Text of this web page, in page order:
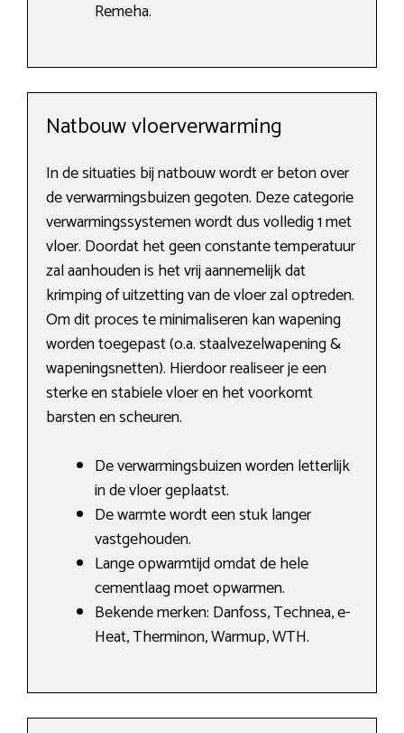
Remeha.
Natbouw vloerverwarming
In de situaties bij natbouw wordt er beton over
de verwarmingsbuizen gegoten. Deze categorie
verwarmingssystemen wordt dus volledig 1 met
vloer. Doordat het geen constante temperatuur
zal aanhouden is het vrij aannemelijk dat
krimping of uitzetting van de vloer zal optreden.
Om dit proces te minimaliseren kan wapening
worden toegepast (o.a. staalvezelwapening &
wapeningsnetten). Hierdoor realiseer je een
sterke en stabiele vloer en het voorkomt
barsten en scheuren.
De verwarmingsbuizen worden letterlijk
in de vloer geplaatst.
De warmte wordt een stuk langer
vastgehouden.
Lange opwarmtijd omdat de hele
cementlaag moet opwarmen.
Bekende merken: Danfoss, Technea, e-
Heat, Therminon, Warmup, WTH.